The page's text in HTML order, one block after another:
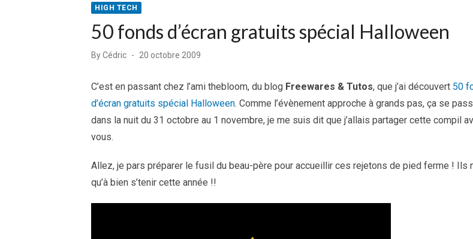
HIGH TECH
50 fonds d’écran gratuits spécial Halloween
ByCédric
Posted
20 octobre 2009
C’est en passant chez l’ami thebloom, du blog Freewares & Tutos, que j’ai découvert 50
d’écran gratuits spécial Halloween. Comme l’évènement approche à grands pas, ça se
dans la nuit du 31 octobre au 1 novembre, je me suis dit que j’allais partager cette compil
vous.
Allez, je pars préparer le fusil du beau-père pour accueillir ces rejetons de pied ferme ! Ils
qu’à bien s’tenir cette année !!